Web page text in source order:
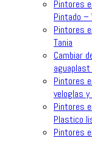
Pintores
Pintado –
Pintores
Tania
Cambiar
aguaplast
Pintores
veloglas
Pintores
Plastico
Pintores